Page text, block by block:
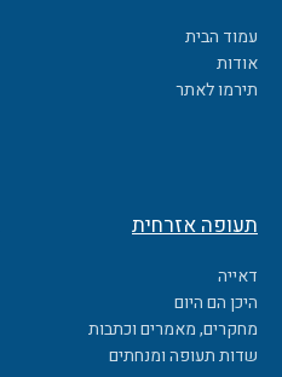
עמוד הבית
אודות
תירמו לאתר
תעופה אזרחית
דאייה
היכן הם היום
מחקרים, מאמרים וכתבות
שדות תעופה ומנחתים